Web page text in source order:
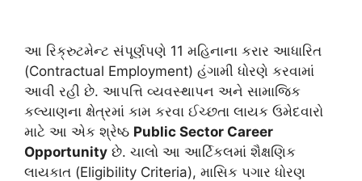
આ રિક્રુટમેન્ટ સંપૂર્ણપણે 11 મહિનાના કરાર આધારિત
(Contractual Employment) હંગામી ધોરણે કરવામાં
આવી રહી છે. આપત્તિ વ્યવસ્થાપન અને સામાજિક
કલ્યાણના ક્ષેત્રમાં કામ કરવા ઈચ્છતા લાયક ઉમેદવારો
માટે આ એક શ્રેષ્ઠ Public Sector Career
Opportunity છે. ચાલો આ આર્ટિકલમાં શૈક્ષણિક
લાયકાત (Eligibility Criteria), માસિક પગાર ધોરણ